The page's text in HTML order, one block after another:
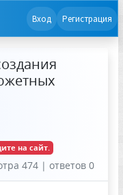
Вход Регистрация
на сайт.
474 | ответов 0